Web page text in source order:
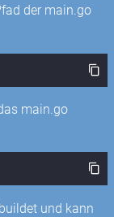
der main.go
main.go
und kann